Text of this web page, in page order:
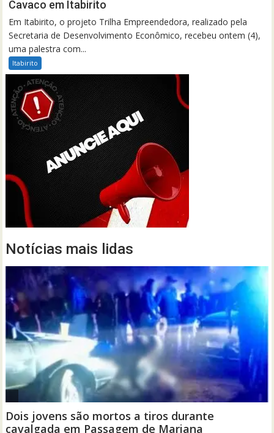
Cavaco em Itabirito
Em Itabirito, o projeto Trilha Empreendedora, realizado pela
Secretaria de Desenvolvimento Econômico, recebeu ontem (4),
uma palestra com...
Itabirito
Notícias mais lidas